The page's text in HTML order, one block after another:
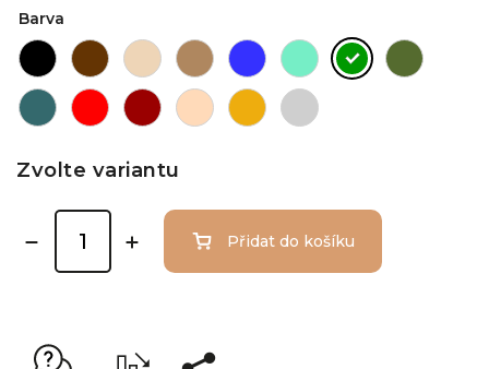
Barva
Zvolte variantu
Přidat do košíku